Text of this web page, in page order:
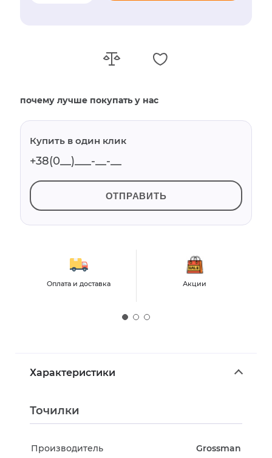
почему лучше покупать у нас
Купить в один клик
ОТПРАВИТЬ
Оплата и доставка Акции
Характеристики
Точилки
Производитель Grossman